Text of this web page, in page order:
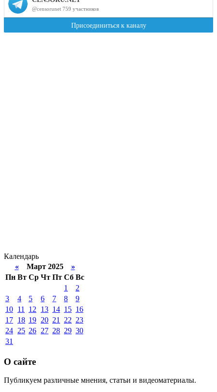
Календарь
«Март 2025 »
Пн Вт Ср Чт Пт Сб Вс
1
2
3
4 5 6 7 8
9
10 11 12 13 14 15 16
17 18 19 20 21 22 23
24 25 26 27 28 29 30
31
О сайте
Публикуем различные мнения, статьи и видеоматериалы.